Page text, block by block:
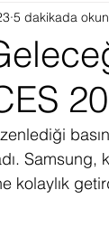
Yapay Zeka
Fintech
Pazar Araştırması
5 dakikada
Samsung,
kolaylık